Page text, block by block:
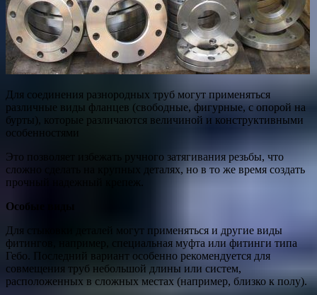
Для соединения разнородных труб могут применяться
различные виды фланцев (свободные, фигурные, с опорой на
бурты), которые различаются величиной и конструктивными
особенностями
Это позволяет избежать ручного затягивания резьбы, что
сложно сделать на крупных деталях, но в то же время создать
прочный надежный крепеж.
Особые виды
Для стыковки деталей могут применяться и другие виды
фитингов, например, специальная муфта или фитинги типа
Гебо. Последний вариант особенно рекомендуется для
совмещения труб небольшой длины или систем,
расположенных в сложных местах (например, близко к полу).